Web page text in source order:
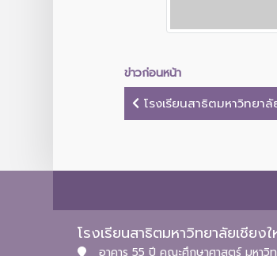
ข่าวก่อนหน้า
โรงเรียนสาธิตมหาวิทยา
โรงเรียนสาธิตมหาวิทยาลัยเชียง
อาคาร 55 ปี คณะศึกษาศาสตร์ มหาวิ